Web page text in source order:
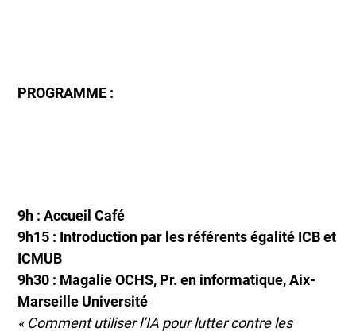
PROGRAMME :
9h : Accueil Café
9h15 : Introduction par les référents égalité ICB et
ICMUB
9h30 : Magalie OCHS, Pr. en informatique, Aix-
Marseille Université
« Comment utiliser l’IA pour lutter contre les